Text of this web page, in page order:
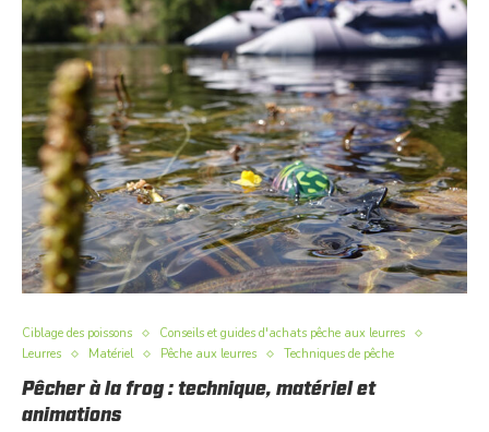
Ciblage des poissons
Conseils et guides d'achats pêche aux leurres
Leurres
Matériel Pêche aux leurres Techniques de pêche
Pêcher à la frog : technique, matériel et
animations